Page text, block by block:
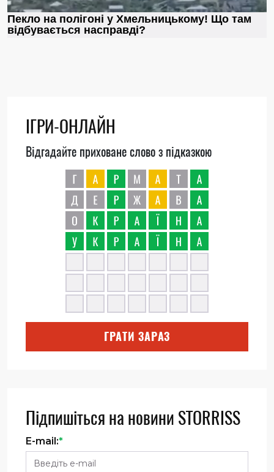
ІГРИ-ОНЛАЙН
Відгадайте приховане слово з підказкою
ГРАТИ ЗАРАЗ
Підпишіться на новини STORRISS
E-mail:*